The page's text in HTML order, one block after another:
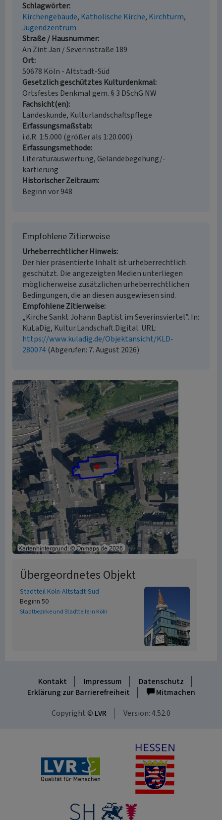
Schlagwörter
Kirchengebäude Katholische Kirche Kirchturm
Jugendzentrum
Straße / Hausnummer
An Zint Jan / Severinstraße 189
Ort
50678 Köln - Altstadt-Süd
Gesetzlich geschütztes Kulturdenkmal
Ortsfestes Denkmal gem. § 3 DSchG NW
Fachsicht(en)
Landeskunde, Kulturlandschaftspflege
Erfassungsmaßstab
i.d.R. 1:5.000 (größer als 1:20.000)
Erfassungsmethode
Literaturauswertung, Geländebegehung/-
kartierung
Historischer Zeitraum
Beginn vor 948
Empfohlene Zitierweise
Urheberrechtlicher Hinweis
Der hier präsentierte Inhalt ist urheberrechtlich
geschützt. Die angezeigten Medien unterliegen
möglicherweise zusätzlichen urheberrechtlichen
Bedingungen, die an diesen ausgewiesen sind.
Empfohlene Zitierweise
„Kirche Sankt Johann Baptist im Severinsviertel”. In:
KuLaDig, Kultur.Landschaft.Digital. URL:
https://www.kuladig.de/Objektansicht/KLD-
280074(Abgerufen: 7. August 2026)
Übergeordnetes Objekt
Stadtteil Köln-Altstadt-Süd
Beginn 50
Stadtbezirke und Stadtteile in Köln
Kontakt Impressum
Datenschutz
Erklärung zur Barrierefreiheit
Mitmachen
Copyright © LVR Version: 4.52.0